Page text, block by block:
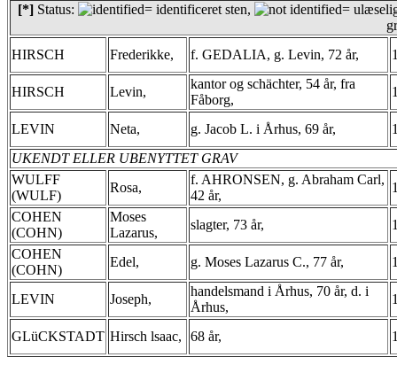
[*] Status: = identificeret sten,
=
HIRSCH
Frederikke, f. GEDALIA, g. Levin, 72 år,
HIRSCH Levin,
kantor og schächter, 54 år, fra
Fåborg,
LEVIN Neta, g. Jacob L. i Århus, 69 år,
UKENDT ELLER UBENYTTET GRAV
WULFF
(WULF)
Rosa,
f. AHRONSEN, g. Abraham Carl,
42 år,
COHEN
(COHN)
Moses
Lazarus,
slagter, 73 år,
COHEN
(COHN)
Edel, g. Moses Lazarus C., 77 år,
LEVIN Joseph,
handelsmand i Århus, 70 år, d. i
Århus,
GLüCKSTADT Hirsch lsaac, 68 år,